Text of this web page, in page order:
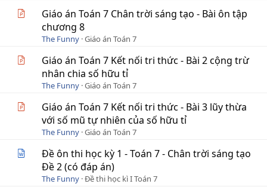
Giáo án Toán 7 Chân trời sáng tạo - Bài ôn tập
chương 8
The Funny Giáo án Toán 7
Giáo án Toán 7 Kết nối tri thức - Bài 2 cộng trừ
nhân chia số hữu tỉ
The Funny Giáo án Toán 7
Giáo án Toán 7 Kết nối tri thức - Bài 3 lũy thừa
với số mũ tự nhiên của số hữu tỉ
The Funny Giáo án Toán 7
Đề ôn thi học kỳ 1 - Toán 7 - Chân trời sáng tạo
Đề 2 (có đáp án)
The Funny Đề thi học kì I Toán 7